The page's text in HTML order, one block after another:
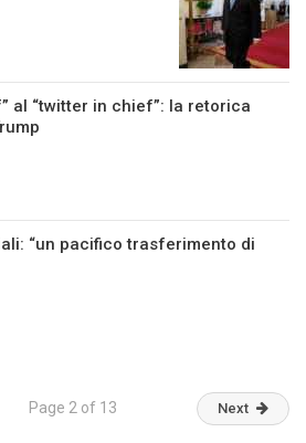
al “twitter in chief”: la retorica
“un pacifico trasferimento di
Page 2 of 13 Next